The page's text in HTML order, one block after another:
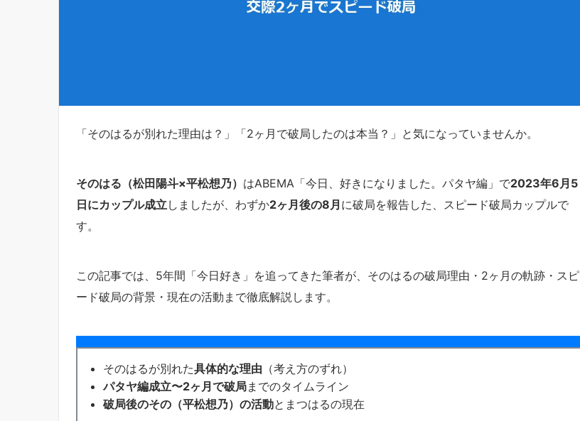
「そのはるが別れた理由は？」「2ヶ月で破局したのは本当？」と気になっていませんか。
そのはる（松田陽斗×平松想乃） はABEMA「今日、好きになりました。パタヤ編」で2023年6月5
日にカップル成立 しましたが、わずか2ヶ月後の8月 に破局を報告した、スピード破局カップルで
す。
この記事では、5年間「今日好き」を追ってきた筆者が、そのはるの破局理由・2ヶ月の軌跡・スピ
ード破局の背景・現在の活動まで徹底解説します。
そのはるが別れた具体的な理由 （考え方のずれ）
パタヤ編成立〜2ヶ月で破局までのタイムライン
破局後のその（平松想乃）の活動とまつはるの現在